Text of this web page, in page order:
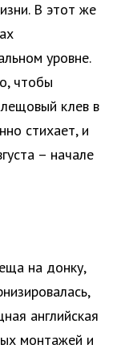
В этот же
уровне.
чтобы
клев в
стихает, и
– начале
на донку,
английская
монтажей и